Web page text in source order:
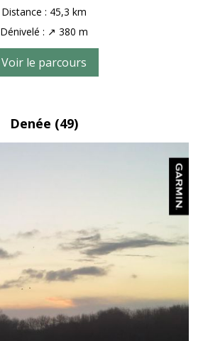
Distance : 45,3 km
Dénivelé : ↗ 380 m
Voir le parcours
Denée (49)